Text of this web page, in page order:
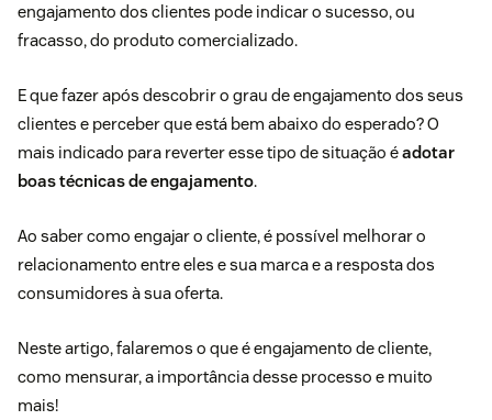
engajamento dos clientes pode indicar o sucesso, ou
fracasso, do produto comercializado.
E que fazer após descobrir o grau de engajamento dos seus
clientes e perceber que está bem abaixo do esperado? O
mais indicado para reverter esse tipo de situação éadotar
boas técnicas de engajamento.
Ao saber como engajar o cliente, é possível melhorar o
relacionamento entre eles e sua marca e a resposta dos
consumidores à sua oferta.
Neste artigo, falaremos o que é engajamento de cliente,
como mensurar, a importância desse processo e muito
mais!